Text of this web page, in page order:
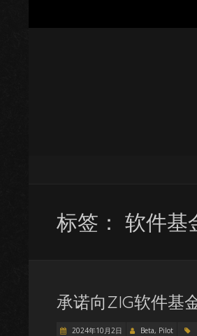
标签： 软件基
承诺向ZIG软件基
2024年10月2日 Beta, Pilot